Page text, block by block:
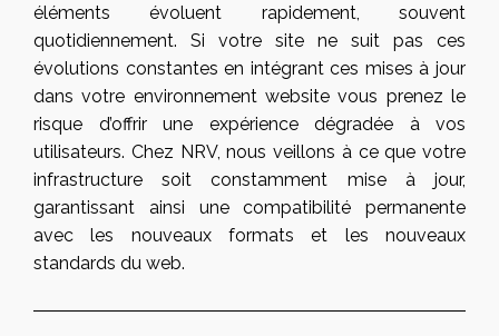
éléments évoluent rapidement, souvent
quotidiennement. Si votre site ne suit pas ces
évolutions constantes en intégrant ces mises à jour
dans votre environnement website vous prenez le
risque d’offrir une expérience dégradée à vos
utilisateurs. Chez NRV, nous veillons à ce que votre
infrastructure soit constamment mise à jour,
garantissant ainsi une compatibilité permanente
avec les nouveaux formats et les nouveaux
standards du web.